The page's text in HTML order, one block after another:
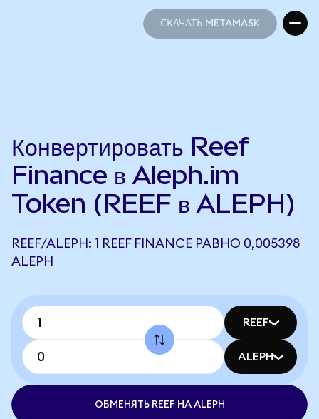
СКАЧАТЬ METAMASK
Конвертировать Reef
Finance в Aleph.im
Token (REEF в ALEPH)
REEF/ALEPH: 1 REEF FINANCE РАВНО 0,005398
ALEPH
REEF
ALEPH
ОБМЕНЯТЬ REEF НА ALEPH